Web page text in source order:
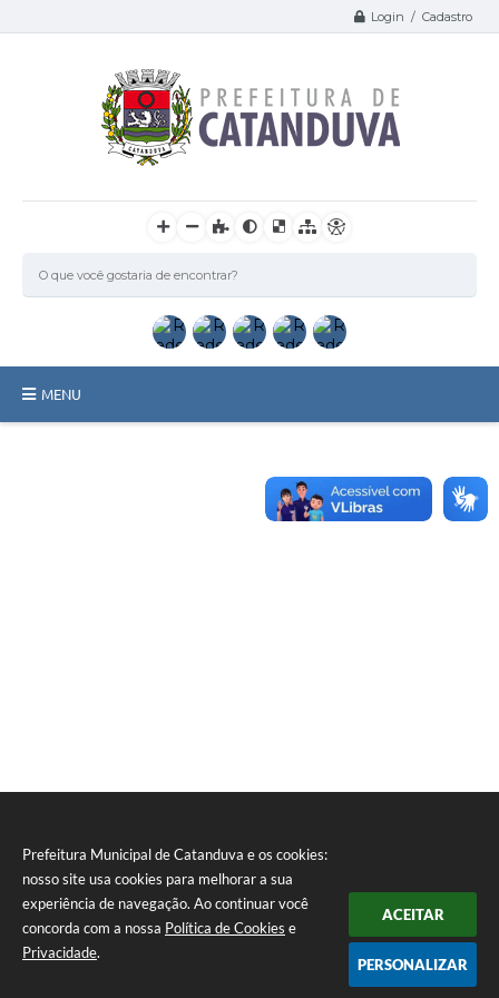
Prefeitura Municipal de Catanduva e os cookies:
nosso site usa cookies para melhorar a sua
experiência de navegação. Ao continuar você
concorda com a nossa Política de Cookies e
Privacidade.
ACEITAR
PERSONALIZAR
Login / Cadastro
MENU